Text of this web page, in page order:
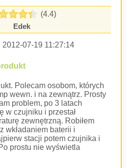
(4.4)
Edek
2012-07-19 11:27:14
Polecam osobom, których
wewn. i na zewnątrz. Prosty
problem, po 3 latach
w czujniku i przestał
zewnętrzną. Robiłem
wkładaniem baterii i
stacji potem czujnika i
prostu nie wyświetla